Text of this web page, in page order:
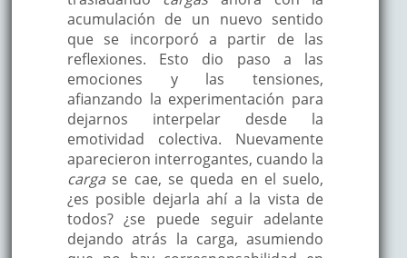
acumulación de un nuevo sentido
que se incorporó a partir de las
reflexiones. Esto dio paso a las
emociones y las tensiones,
afianzando la experimentación para
dejarnos interpelar desde la
emotividad colectiva. Nuevamente
aparecieron interrogantes, cuando la
carga se cae, se queda en el suelo,
¿es posible dejarla ahí a la vista de
todos? ¿se puede seguir adelante
dejando atrás la carga, asumiendo